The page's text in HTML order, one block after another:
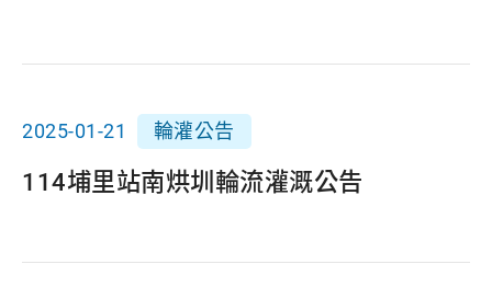
2025-01-21 輪灌公告
114埔里站南烘圳輪流灌溉公告